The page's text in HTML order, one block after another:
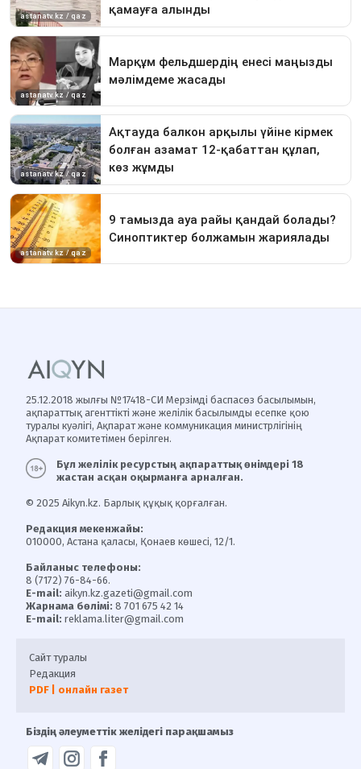
25.12.2018 жылғы №17418-СИ Мерзімді баспасөз басылымын,
ақпараттық агенттікті және желілік басылымды есепке қою
туралы куәлігі, Ақпарат және коммуникация министрлігінің
Ақпарат комитетімен берілген.
Бұл желілік ресурстың ақпараттық өнімдері 18
жастан асқан оқырманға арналған.
© 2025 Aikyn.kz. Барлық құқық қорғалған.
Редакция мекенжайы:
010000, Астана қаласы, Қонаев көшесі, 12/1.
Байланыс телефоны:
8 (7172) 76-84-66.
E-mail: aikyn.kz.gazeti@gmail.com
Жарнама бөлімі: 8 701 675 42 14
E-mail: reklama.liter@gmail.com
Сайт туралы
Редакция
PDF | онлайн газет
Біздің әлеуметтік желідегі парақшамыз